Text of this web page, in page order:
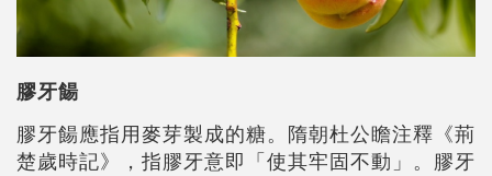
膠牙餳
膠牙餳應指用麥芽製成的糖。隋朝杜公瞻注釋《荊
楚歲時記》，指膠牙意即「使其牢固不動」。膠牙